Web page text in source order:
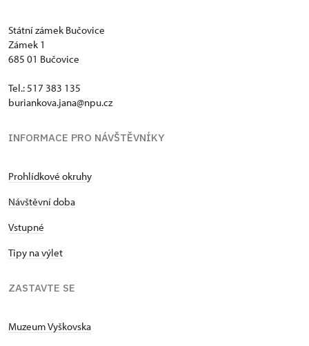
Státní zámek Bučovice
Zámek 1
685 01 Bučovice
Tel.: 517 383 135
buriankova.jana@npu.cz
INFORMACE PRO NÁVŠTĚVNÍKY
Prohlídkové okruhy
Návštěvní doba
Vstupné
Tipy na výlet
ZASTAVTE SE
Muzeum Vyškovska